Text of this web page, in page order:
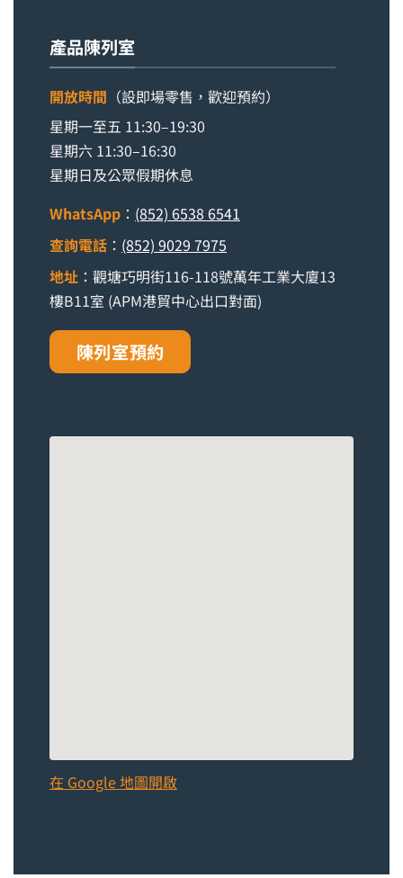
產品陳列室
開放時間 （設即場零售，歡迎預約）
星期一至五 11:30–19:30
星期六 11:30–16:30
星期日及公眾假期休息
WhatsApp ： (852) 6538 6541
查詢電話 ： (852) 9029 7975
地址 ：觀塘巧明街116-118號萬年工業大廈13
樓B11室 (APM港貿中心出口對面)
陳列室預約
在 Google 地圖開啟